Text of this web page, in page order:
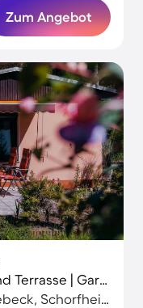
Zum Angebot
Ferienhaus mit Grill, Garten und Terrasse | Gartenblick
Böhmerheide, Groß Schönebeck, Schorfheide